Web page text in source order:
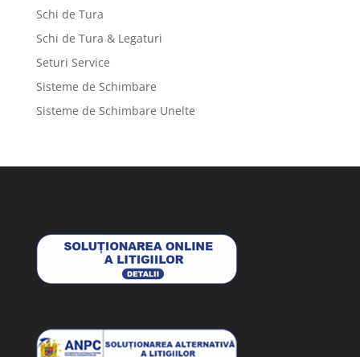
Schi de Tura
Schi de Tura & Legaturi
Seturi Service
Sisteme de Schimbare
Sisteme de Schimbare Unelte